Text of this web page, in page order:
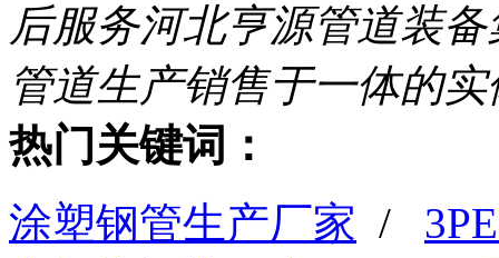
后服务河北亨源管道装
管道生产销售于一体的
热门关键词：
涂塑钢管生产厂家 /